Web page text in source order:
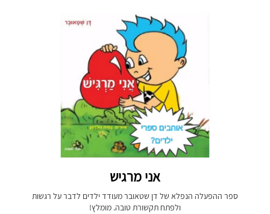
אני מרגיש
ספר ההפעלה הנפלא של דן שטאובר מעודד ילדים לדבר על רגשות
ולפתח תקשורת טובה. מומלץ!